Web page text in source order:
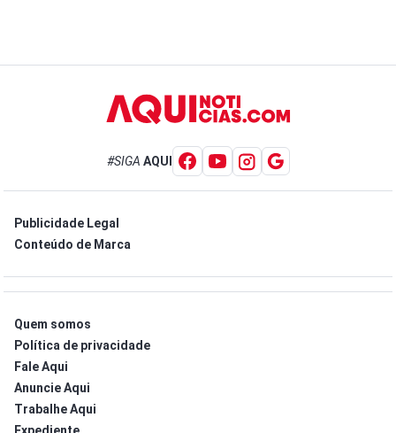
#SIGA AQUI
Publicidade Legal
Conteúdo de Marca
Quem somos
Política de privacidade
Fale Aqui
Anuncie Aqui
Trabalhe Aqui